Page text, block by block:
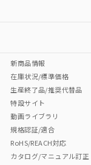
Cr(VI)
新商品情報
在庫状況/標準価格
生産終了品/推奨代替品
特設サイト
動画ライブラリ
規格認証/適合
RoHS/REACH対応
カタログ/マニュアル訂正